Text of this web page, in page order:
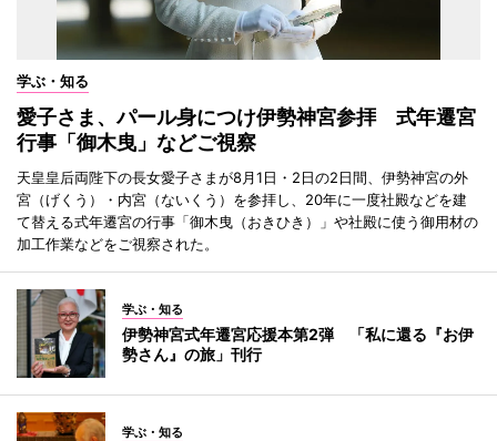
学ぶ・知る
愛子さま、パール身につけ伊勢神宮参拝 式年遷宮
行事「御木曳」などご視察
天皇皇后両陛下の長女愛子さまが8月1日・2日の2日間、伊勢神宮の外
宮（げくう）・内宮（ないくう）を参拝し、20年に一度社殿などを建
て替える式年遷宮の行事「御木曳（おきひき）」や社殿に使う御用材の
加工作業などをご視察された。
学ぶ・知る
伊勢神宮式年遷宮応援本第2弾 「私に還る『お伊
勢さん』の旅」刊行
学ぶ・知る